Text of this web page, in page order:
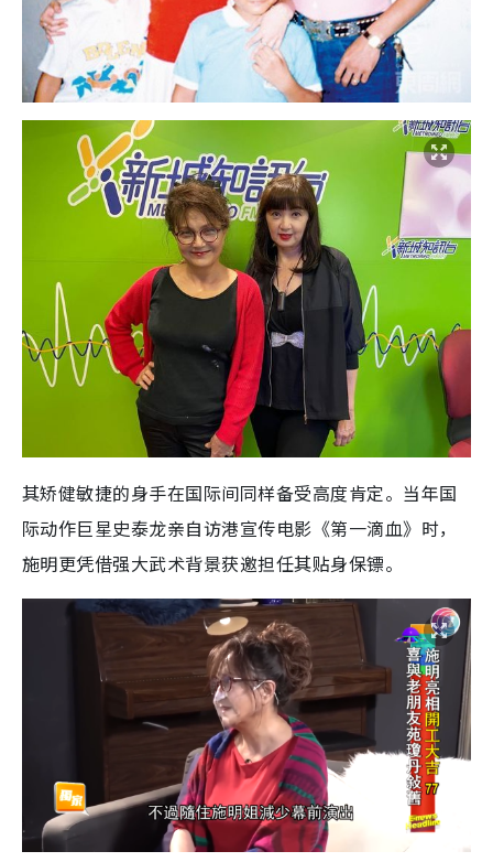
其矫健敏捷的身手在国际间同样备受高度肯定。当年国
际动作巨星史泰龙亲自访港宣传电影《第一滴血》时，
施明更凭借强大武术背景获邀担任其贴身保镖。